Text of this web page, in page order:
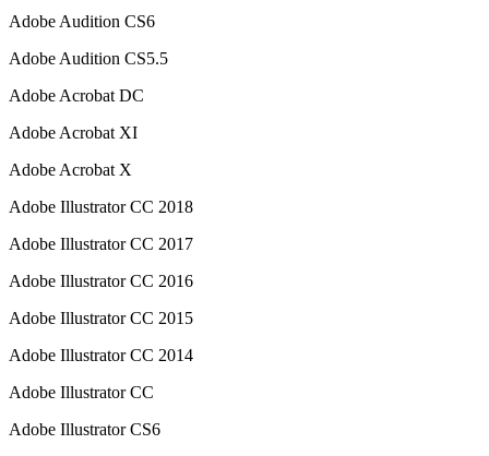
Adob​​e Audition CS6
Adob​​e Audition CS5.5
Adob​​e Acrobat DC
Adob​​e Acrobat XI
Adob​​e Acrobat X
Adob​​e Illustrator CC 2018
Adob​​e Illustrator CC 2017
Adob​​e Illustrator CC 2016
Adob​​e Illustrator CC 2015
Adob​​e Illustrator CC 2014
Adob​​e Illustrator CC
Adob​​e Illustrator CS6